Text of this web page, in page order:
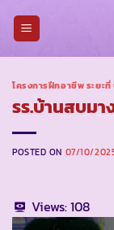
โครงการฝึกอาชีพ ระยะที่
รร.บ้านสบมา
POSTED ON 07/10/
Views:108